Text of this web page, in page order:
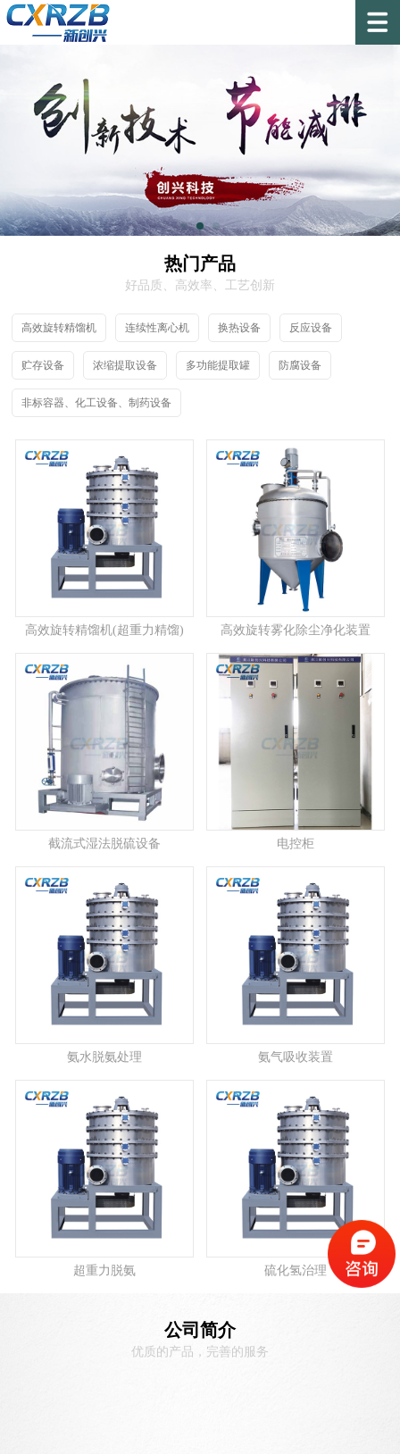
热门产品
好品质、高效率、工艺创新
高效旋转精馏机 连续性离心机 换热设备 反应设备
贮存设备 浓缩提取设备 多功能提取罐 防腐设备
非标容器、化工设备、制药设备
高效旋转精馏机(超重力精馏) 高效旋转雾化除尘净化装置
截流式湿法脱硫设备 电控柜
氨水脱氨处理 氨气吸收装置
超重力脱氨 硫化氢治理
公司简介
优质的产品，完善的服务